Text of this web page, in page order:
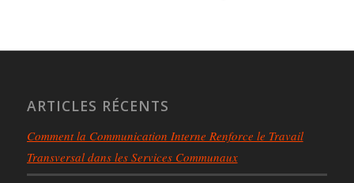
ARTICLES RÉCENTS
Comment la Communication Interne Renforce le Travail
Transversal dans les Services Communaux